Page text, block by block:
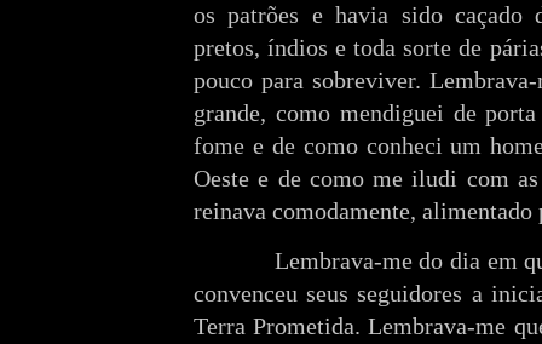
os patrões e havia sido caçado
pretos, índios e toda sorte de
pouco para sobreviver.
grande, como mendiguei de
fome e de como conheci um
Oeste e de como me iludi com
reinava comodamente, alimentado
Lembrava-me do dia em
convenceu seus seguidores a
Terra Prometida. Lembrava-me